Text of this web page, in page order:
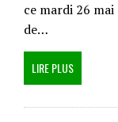
ce mardi 26
de…
LIRE PLUS